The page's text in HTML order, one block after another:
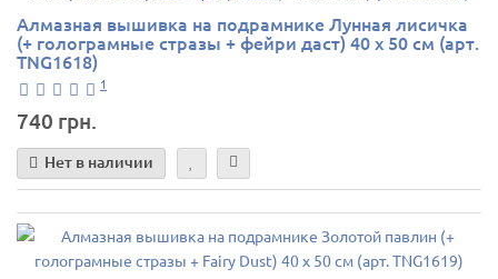
Алмазная вышивка на подрамнике Лунная лисичка
(+ голограмные стразы + фейри даст) 40 х 50 см (арт.
TNG1618)
1
740 грн.
Нет в наличии